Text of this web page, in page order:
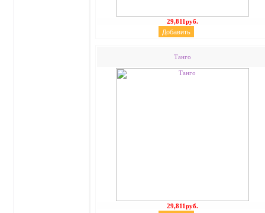
29,811руб.
Танго
29,811руб.